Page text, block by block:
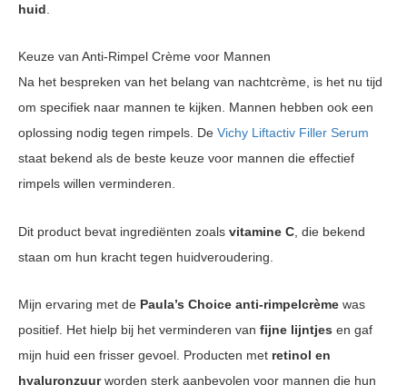
huid
Keuze van Anti-Rimpel Crème voor Mannen
Na het bespreken van het belang van nachtcrème, is het nu tijd
om specifiek naar mannen te kijken. Mannen hebben ook een
oplossing nodig tegen rimpels. De Vichy Liftactiv Filler Serum
staat bekend als de beste keuze voor mannen die effectief
rimpels willen verminderen.
Dit product bevat ingrediënten zoals vitamine C , die bekend
staan om hun kracht tegen huidveroudering.
Mijn ervaring met de Paula’s Choice anti-rimpelcrème was
positief. Het hielp bij het verminderen van fijne lijntjes en gaf
mijn huid een frisser gevoel. Producten met retinol en
hyaluronzuurworden sterk aanbevolen voor mannen die hun